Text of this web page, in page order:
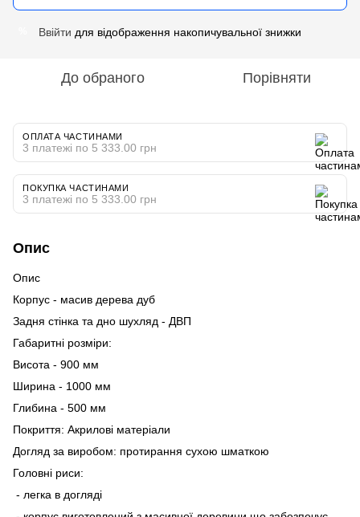
Ввійти для відображення накопичувальної знижки
До обраного Порівняти
ОПЛАТА ЧАСТИНАМИ
3 платежі по 5 333.00 грн
ПОКУПКА ЧАСТИНАМИ
3 платежі по 5 333.00 грн
Опис
Опис
Корпус - масив дерева дуб
Задня стінка та дно шухляд - ДВП
Габаритні розміри:
Висота - 900 мм
Ширина - 1000 мм
Глибина - 500 мм
Покриття: Акрилові матеріали
Догляд за виробом: протирання сухою шматкою
Головні риси:
- легка в догляді